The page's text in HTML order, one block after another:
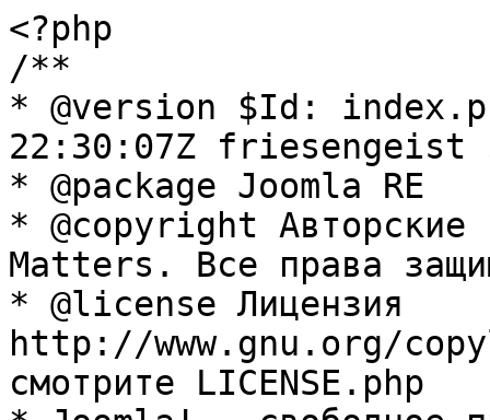
<?php
/**
* @version $Id:
22:30:07Z friesengeist
* @package Joomla RE
* @copyright Авторские
Matters. Все права
* @license Лицензия
http://www.gnu.org/
смотрите LICENSE.php